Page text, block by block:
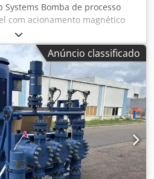
Systems Bomba de processo
com acionamento magnético
com motor ABB M3KP 180
Torque magnético: 93Nm
16 m³/h Altura
2950 min⁻¹ Rotor: 240 mm
estoque.
Anúncio classificado